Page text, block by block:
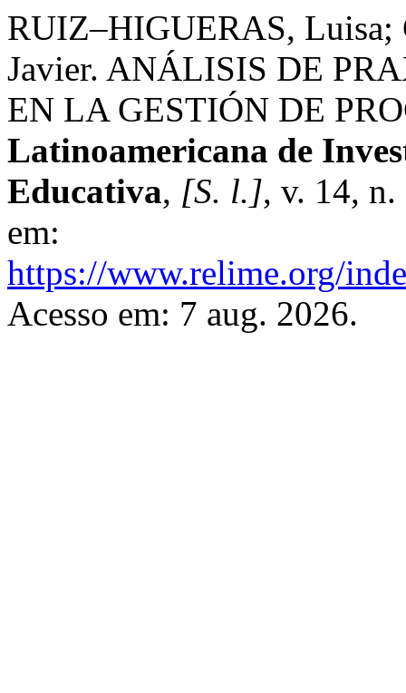
RUIZ–HIGUERAS,
Javier. ANÁLISIS DE
EN LA GESTIÓN DE
Latinoamericana de
Educativa, [S. l.], v. 14,
em:
https://www.relime.org/
Acesso em: 7 aug. 2026.